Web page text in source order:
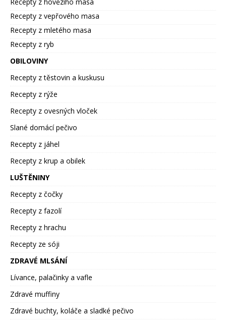
Recepty z vepřového masa
Recepty z mletého masa
Recepty z ryb
OBILOVINY
Recepty z těstovin a kuskusu
Recepty z rýže
Recepty z ovesných vloček
Slané domácí pečivo
Recepty z jáhel
Recepty z krup a obilek
LUŠTĚNINY
Recepty z čočky
Recepty z fazolí
Recepty z hrachu
Recepty ze sóji
ZDRAVÉ MLSÁNÍ
Lívance, palačinky a vafle
Zdravé muffiny
Zdravé buchty, koláče a sladké pečivo